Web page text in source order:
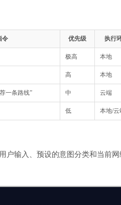
令 优先级 执行
极高 本地
高 本地
一条路线” 中 云端
低 本地/云
户输入、预设的意图分类和当前网